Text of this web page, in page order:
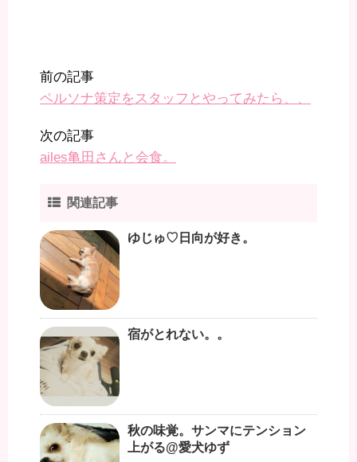
前の記事
ペルソナ策定をスタッフとやってみたら、、
次の記事
ailes亀田さんと会食。
関連記事
ゆじゅ♡日向が好き。
宿がとれない。。
秋の味覚。サンマにテンション
上がる@愛犬ゆず